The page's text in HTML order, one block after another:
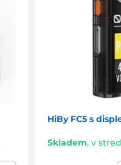
HiBy FC5 s
Skladem, v